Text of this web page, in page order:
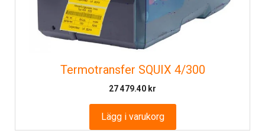
Termotransfer SQUIX 4/300
27 479.40 kr
Lägg i varukorg